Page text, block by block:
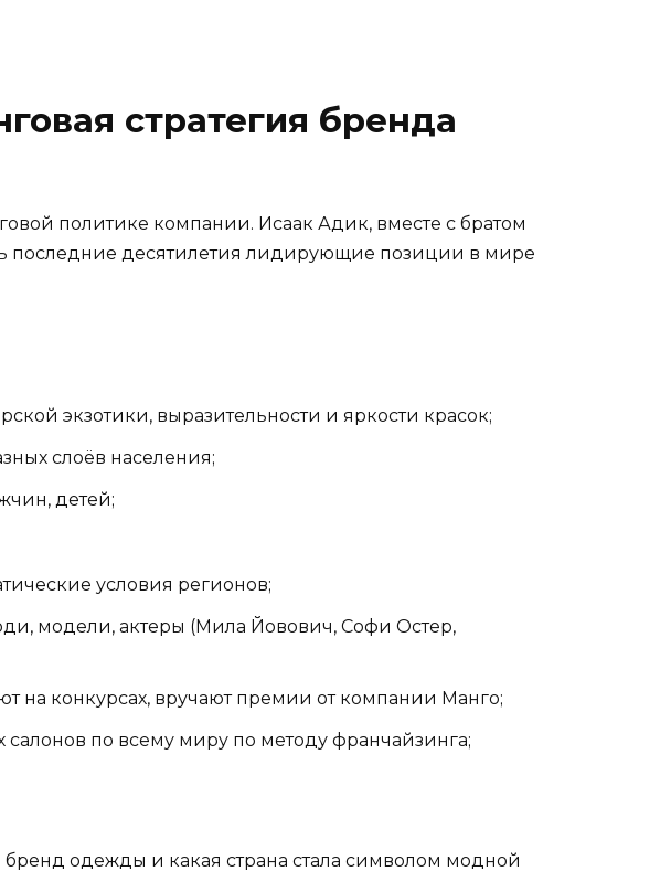
стратегия бренда
политике компании. Исаак Адик, вместе с братом
последние десятилетия лидирующие позиции в мире
экзотики, выразительности и яркости красок;
слоёв населения;
детей;
условия регионов;
модели, актеры (Мила Йовович, Софи Остер,
на конкурсах, вручают премии от компании Манго;
по всему миру по методу франчайзинга;
бренд одежды и какая страна стала символом модной